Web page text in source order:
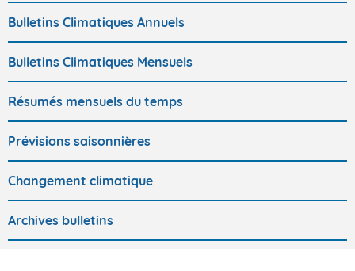
Bulletins Climatiques Annuels
Bulletins Climatiques Mensuels
Résumés mensuels du temps
Prévisions saisonnières
Changement climatique
Archives bulletins